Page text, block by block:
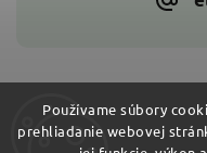
Používame súbory
prehliadanie webovej
Copyright 2026ELMIT